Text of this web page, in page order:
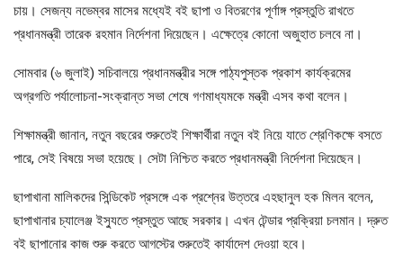
চায়। সেজন্য নভেম্বর মাসের মধ্যেই বই ছাপা ও বিতরণের পূর্ণাঙ্গ প্রস্তুতি রাখতে
প্রধানমন্ত্রী তারেক রহমান নির্দেশনা দিয়েছেন। এক্ষেত্রে কোনো অজুহাত চলবে না।
সোমবার (৬ জুলাই) সচিবালয়ে প্রধানমন্ত্রীর সঙ্গে পাঠ্যপুস্তক প্রকাশ কার্যক্রমের
অগ্রগতি পর্যালোচনা-সংক্রান্ত সভা শেষে গণমাধ্যমকে মন্ত্রী এসব কথা বলেন।
শিক্ষামন্ত্রী জানান, নতুন বছরের শুরুতেই শিক্ষার্থীরা নতুন বই নিয়ে যাতে শ্রেণিকক্ষে বসতে
পারে, সেই বিষয়ে সভা হয়েছে। সেটা নিশ্চিত করতে প্রধানমন্ত্রী নির্দেশনা দিয়েছেন।
ছাপাখানা মালিকদের সিন্ডিকেট প্রসঙ্গে এক প্রশ্নের উত্তরে এহছানুল হক মিলন বলেন,
ছাপাখানার চ্যালেঞ্জ ইস্যুতে প্রস্তুত আছে সরকার। এখন টেন্ডার প্রক্রিয়া চলমান। দ্রুত
বই ছাপানোর কাজ শুরু করতে আগস্টের শুরুতেই কার্যাদেশ দেওয়া হবে।